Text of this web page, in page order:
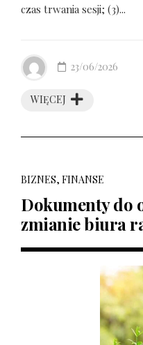
czas trwania sesji; (3)...
WIĘCEJ
23/06/2026
BIZNES, FINANSE
Dokumenty do
zmianie biura